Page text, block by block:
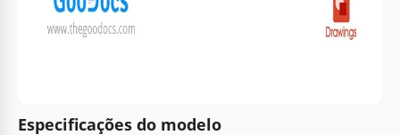
Especificações do modelo